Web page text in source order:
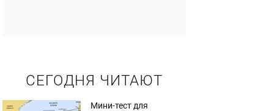
СЕГОДНЯ ЧИТАЮТ
Мини-тест для